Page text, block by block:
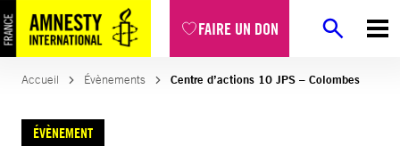
FAIRE UN DON
Accueil Évènements Centre d’actions 10 JPS – Colombes
ÉVÈNEMENT